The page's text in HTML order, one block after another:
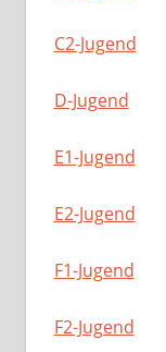
C2-Jugend
D-Jugend
E1-Jugend
E2-Jugend
F1-Jugend
F2-Jugend